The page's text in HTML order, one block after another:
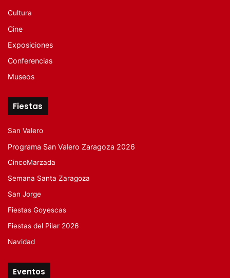
Cultura
Cine
Exposiciones
Conferencias
Museos
Fiestas
San Valero
Programa San Valero Zaragoza 2026
CincoMarzada
Semana Santa Zaragoza
San Jorge
Fiestas Goyescas
Fiestas del Pilar 2026
Navidad
Eventos